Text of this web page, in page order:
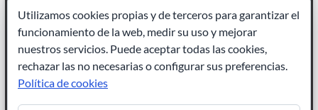
Ilustrador Madrid|Paisajes acuarela
Utilizamos cookies propias y de terceros para garantizar el
funcionamiento de la web, medir su uso y mejorar
nuestros servicios. Puede aceptar todas las cookies,
rechazar las no necesarias o configurar sus preferencias.
Política de cookies